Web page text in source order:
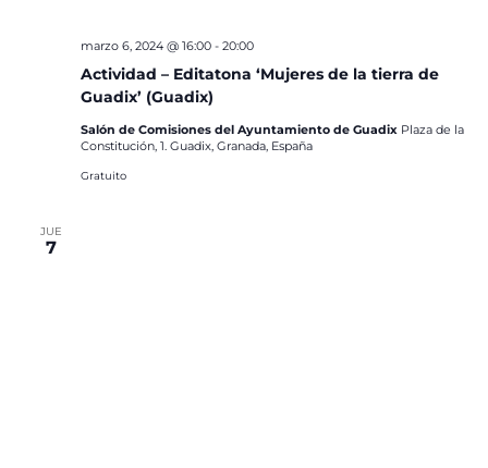
Actividad – Editatona ‘Mujeres de la tierra de
Guadix’ (Guadix)
marzo 6, 2024 @ 16:00- 20:00
Salón de Comisiones del Ayuntamiento de Guadix Plaza de la
Constitución, 1. Guadix, Granada, España
Gratuito
JUE
7